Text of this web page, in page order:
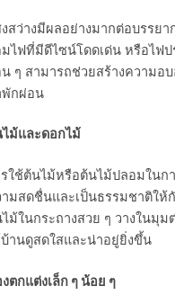
สว่างมีผลอย่างมากต่อบรรยา
ไฟที่มีดีไซน์โดดเด่น หรือไฟ
ๆ สามารถช่วยสร้างความอ
กผ่อน
ม้และดอกไม้
ใช้ต้นไม้หรือต้นไม้ปลอมในก
มสดชื่นและเป็นธรรมชาติให้
ม้ในกระถางสวย ๆ วางในมุม
านดูสดใสและน่าอยู่ยิ่งขึ้น
ตกแต่งเล็ก ๆ น้อย ๆ